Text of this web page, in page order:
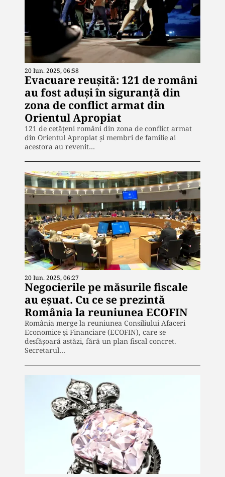
20 Iun. 2025, 06:58
Evacuare reușită: 121 de români
au fost aduși în siguranță din
zona de conflict armat din
Orientul Apropiat
121 de cetățeni români din zona de conflict armat
din Orientul Apropiat și membri de familie ai
acestora au revenit…
20 Iun. 2025, 06:27
Negocierile pe măsurile fiscale
au eşuat. Cu ce se prezintă
România la reuniunea ECOFIN
România merge la reuniunea Consiliului Afaceri
Economice și Financiare (ECOFIN), care se
desfăşoară astăzi, fără un plan fiscal concret.
Secretarul…